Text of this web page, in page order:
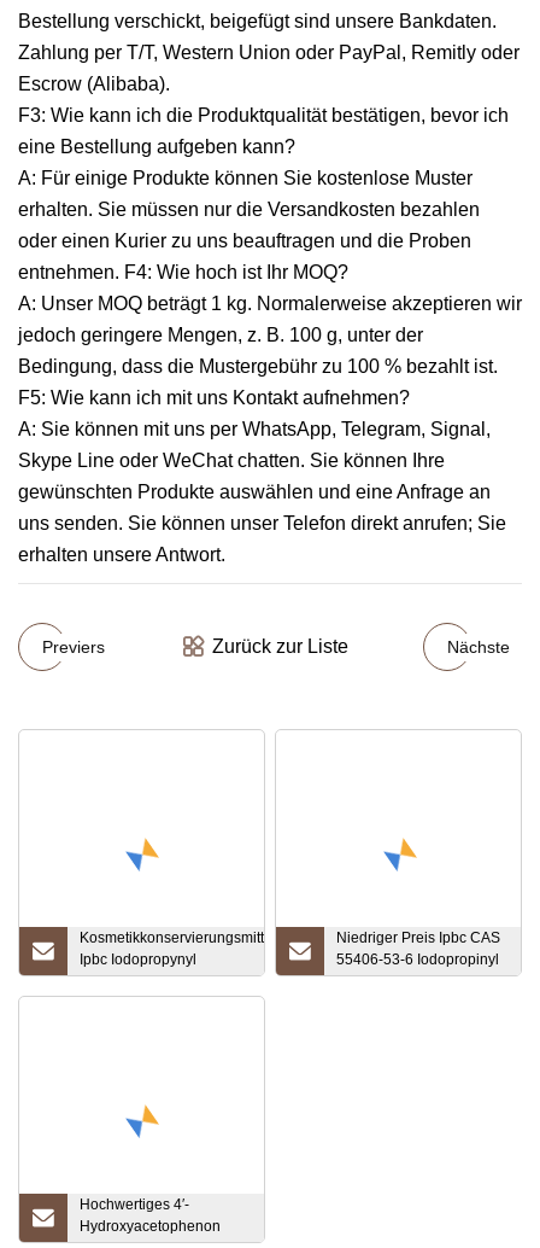
Bestellung verschickt, beigefügt sind unsere Bankdaten.
Zahlung per T/T, Western Union oder PayPal, Remitly oder
Escrow (Alibaba).
F3: Wie kann ich die Produktqualität bestätigen, bevor ich
eine Bestellung aufgeben kann?
A: Für einige Produkte können Sie kostenlose Muster
erhalten. Sie müssen nur die Versandkosten bezahlen
oder einen Kurier zu uns beauftragen und die Proben
entnehmen. F4: Wie hoch ist Ihr MOQ?
A: Unser MOQ beträgt 1 kg. Normalerweise akzeptieren wir
jedoch geringere Mengen, z. B. 100 g, unter der
Bedingung, dass die Mustergebühr zu 100 % bezahlt ist.
F5: Wie kann ich mit uns Kontakt aufnehmen?
A: Sie können mit uns per WhatsApp, Telegram, Signal,
Skype Line oder WeChat chatten. Sie können Ihre
gewünschten Produkte auswählen und eine Anfrage an
uns senden. Sie können unser Telefon direkt anrufen; Sie
erhalten unsere Antwort.
Previers Zurück zur Liste Nächste
Kosmetikkonservierungsmittel
Ipbc Iodopropynyl
Butylcarbamate CAS 55406-
Niedriger Preis Ipbc CAS
55406-53-6 Iodopropinyl
Butylcarbamat
Hochwertiges 4′-
Hydroxyacetophenon